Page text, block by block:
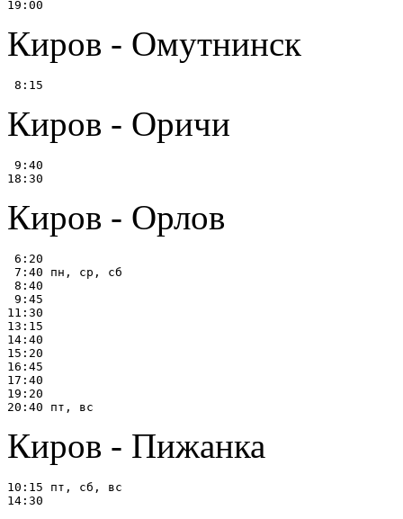
Киров - Омутнинск
Киров - Оричи
9:40
Киров - Орлов
6:20
7:40 пн, ср, сб
8:40
9:45
11:30
13:15
14:40
15:20
16:45
17:40
19:20
Киров - Пижанка
10:15 пт, сб, вс